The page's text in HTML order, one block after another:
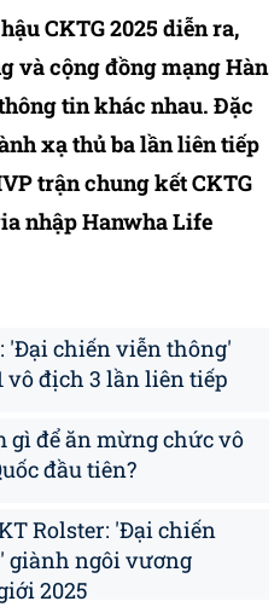
CKTG 2025 diễn ra,
và cộng đồng mạng Hàn
tin khác nhau. Đặc
xạ thủ ba lần liên tiếp
trận chung kết CKTG
nhập Hanwha Life
'Đại chiến viễn thông'
vô địch 3 lần liên tiếp
gì để ăn mừng chức vô
đầu tiên?
Rolster: 'Đại chiến
giành ngôi vương
2025